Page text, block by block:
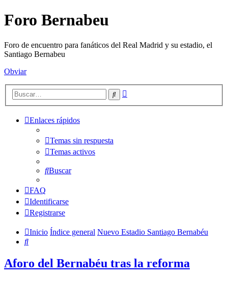
Foro Bernabeu
Foro de encuentro para fanáticos del Real Madrid y su estadio, el
Santiago Bernabeu
Obviar
Buscar
Enlaces rápidos
Temas sin respuesta
Temas activos
Buscar
FAQ
Identificarse
Registrarse
Inicio Índice general Nuevo Estadio Santiago Bernabéu
Buscar
Aforo del Bernabéu tras la reforma